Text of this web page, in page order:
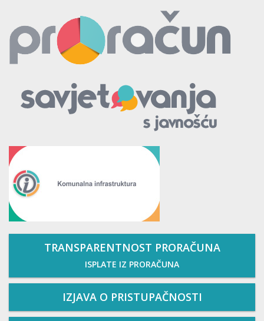
TRANSPARENTNOST PRORAČUNA
ISPLATE IZ PRORAČUNA
IZJAVA O PRISTUPAČNOSTI